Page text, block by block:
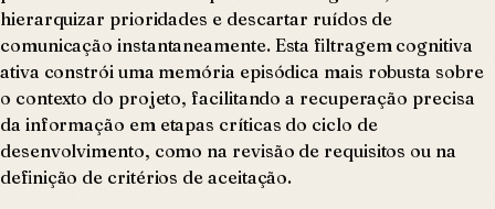
hierarquizar prioridades e descartar ruídos de
comunicação instantaneamente. Esta filtragem cognitiva
ativa constrói uma memória episódica mais robusta sobre
o contexto do projeto, facilitando a recuperação precisa
da informação em etapas críticas do ciclo de
desenvolvimento, como na revisão de requisitos ou na
definição de critérios de aceitação.